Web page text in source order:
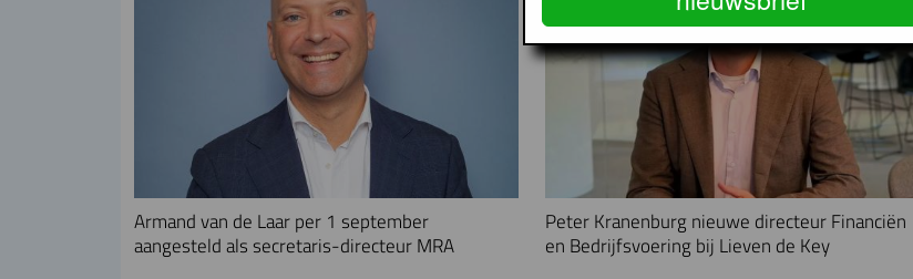
Armand van de Laar per 1 september
aangesteld als secretaris-directeur MRA
Peter Kranenburg nieuwe directeur Financiën
en Bedrijfsvoering bij Lieven de Key